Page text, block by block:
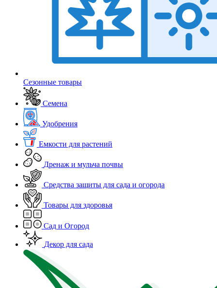
Сезонные товары
Семена
Удобрения
Емкости для растений
Дренаж и мульча почвы
Средства защиты для сада и огорода
Товары для здоровья
Сад и Огород
Декор для сада